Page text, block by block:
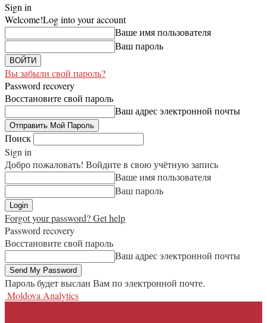
Sign in
Welcome!Log into your account
Ваше имя пользователя
Ваш пароль
Вы забыли свой пароль?
Password recovery
Восстановите свой пароль
Ваш адрес электронной почты
Поиск
Sign in
Добро пожаловать! Войдите в свою учётную запись
Ваше имя пользователя
Ваш пароль
Forgot your password? Get help
Password recovery
Восстановите свой пароль
Ваш адрес электронной почты
Пароль будет выслан Вам по электронной почте.
Moldova Analytics